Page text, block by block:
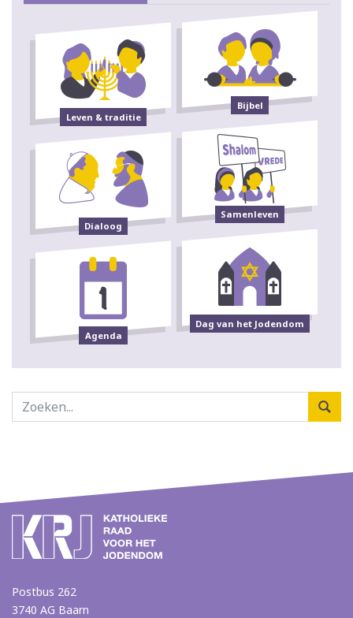
Leven & traditie
Bijbel
Dialoog
Samenleven
Agenda
Dag van het Jodendom
Postbus 262
3740 AG Baarn